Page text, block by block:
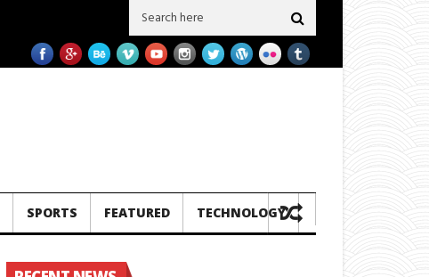
තවත් ගල් අගුරු නැවු දෙකක් ප‍්‍රමිතිය බාල බව හෙලිවේ – සමාගම මීට පෙර එවූ නැව් 3ක
SPORTS FEATURED TECHNOLOGY